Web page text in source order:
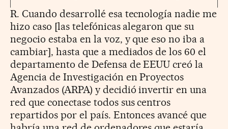
R. Cuando desarrollé esa tecnología nadie me
hizo caso [las telefónicas alegaron que su
negocio estaba en la voz, y que eso no iba a
cambiar], hasta que a mediados de los 60 el
departamento de Defensa de EEUU creó la
Agencia de Investigación en Proyectos
Avanzados (ARPA) y decidió invertir en una
red que conectase todos sus centros
repartidos por el país. Entonces avancé que